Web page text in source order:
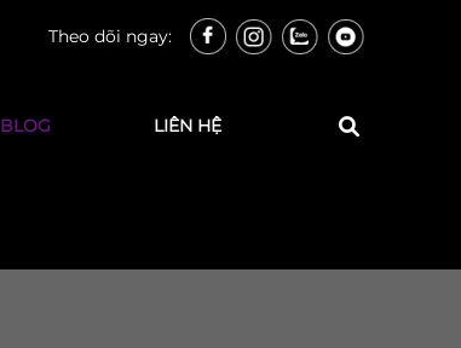
Theo dõi ngay:
BLOG LIÊN HỆ